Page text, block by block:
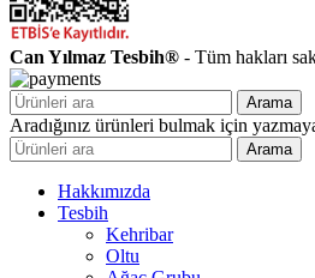
Can Yılmaz Tesbih® - Tüm hakları
Arama
Aradığınız ürünleri bulmak için
Arama
Hakkımızda
Tesbih
Kehribar
Oltu